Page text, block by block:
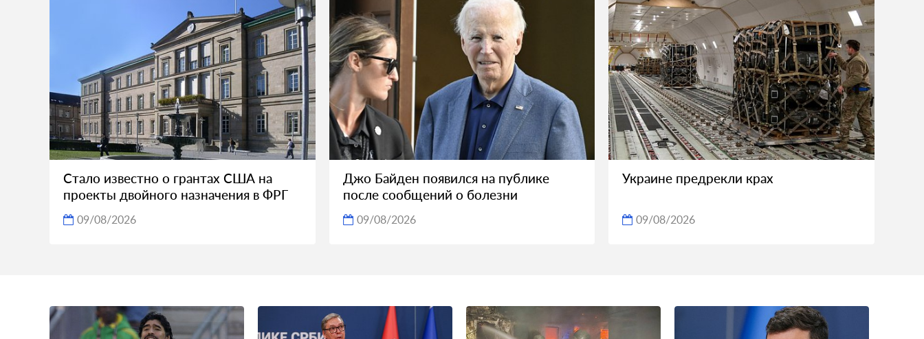
Стало известно о грантах США на
проекты двойного назначения в ФРГ
09/08/2026
Джо Байден появился на публике
после сообщений о болезни
09/08/2026
Украине предрекли крах
09/08/2026